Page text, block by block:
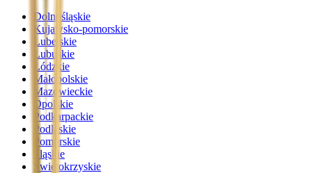
Dolnośląskie
Kujawsko-pomorskie
Lubelskie
Lubuskie
Łódzkie
Małopolskie
Mazowieckie
Opolskie
Podkarpackie
Podlaskie
Pomorskie
Śląskie
Świętokrzyskie